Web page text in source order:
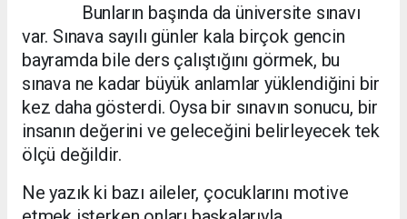
Bunların başında da üniversite sınavı
var. Sınava sayılı günler kala birçok gencin
bayramda bile ders çalıştığını görmek, bu
sınava ne kadar büyük anlamlar yüklendiğini bir
kez daha gösterdi. Oysa bir sınavın sonucu, bir
insanın değerini ve geleceğini belirleyecek tek
ölçü değildir.
Ne yazık ki bazı aileler, çocuklarını motive